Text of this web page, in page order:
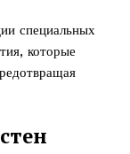
специальных
которые